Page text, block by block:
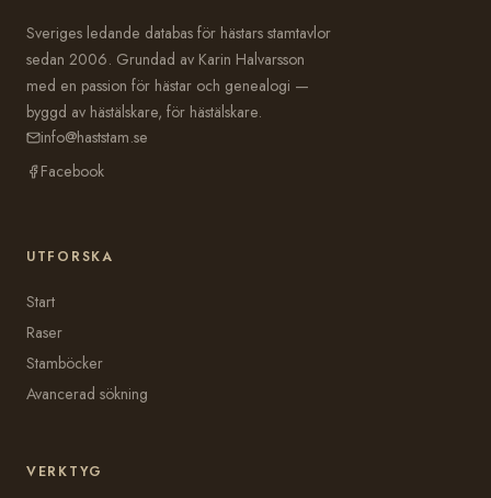
Sveriges ledande databas för hästars stamtavlor
sedan 2006. Grundad av Karin Halvarsson
med en passion för hästar och genealogi —
byggd av hästälskare, för hästälskare.
info@haststam.se
Facebook
UTFORSKA
Start
Raser
Stamböcker
Avancerad sökning
VERKTYG